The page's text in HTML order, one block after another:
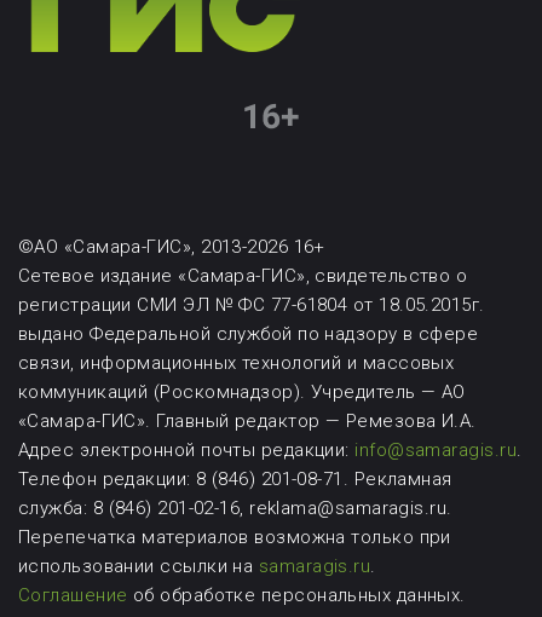
©АО «Самара-ГИС», 2013-2026 16+
Сетевое издание «Самара-ГИС», свидетельство о
регистрации СМИ ЭЛ № ФС 77-61804 от 18.05.2015г.
выдано Федеральной службой по надзору в сфере
связи, информационных технологий и массовых
коммуникаций (Роскомнадзор). Учредитель — АО
«Самара-ГИС». Главный редактор — Ремезова И.А.
Адрес электронной почты редакции: info@samaragis.ru.
Телефон редакции: 8 (846) 201-08-71. Рекламная
служба: 8 (846) 201-02-16, reklama@samaragis.ru.
Перепечатка материалов возможнатолько при
использовании ссылки на samaragis.ru.
Соглашение об обработке персональных данных.